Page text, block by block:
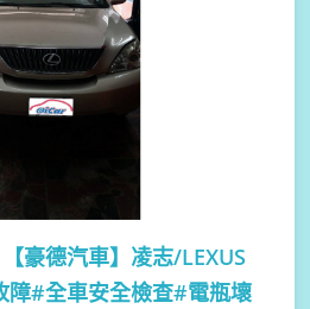
【豪德汽車】凌志/LEXUS
障#全車安全檢查#電瓶壞